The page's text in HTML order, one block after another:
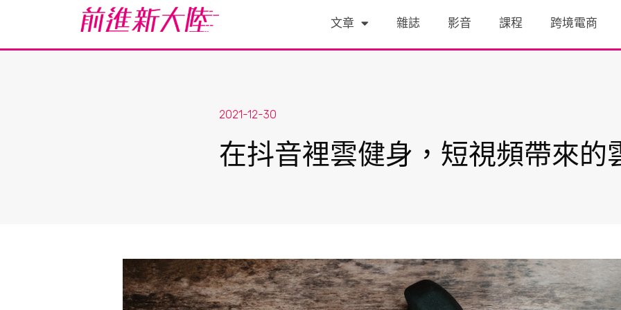
文章 雜誌 影音 課程 跨境電商
2021-12-30
在抖音裡雲健身，短視頻帶來的